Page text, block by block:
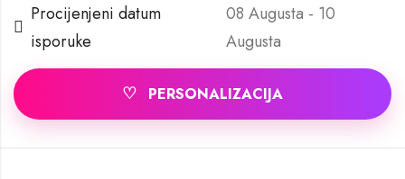
Procijenjeni datum
isporuke
08 Augusta - 10
Augusta
♡ PERSONALIZACIJA